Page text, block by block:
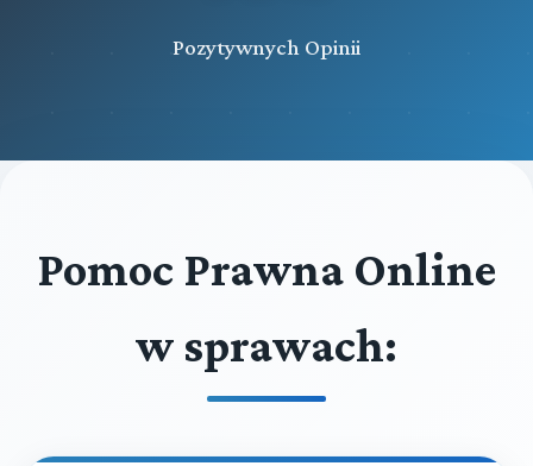
Pozytywnych Opinii
Pomoc Prawna Online
w sprawach: